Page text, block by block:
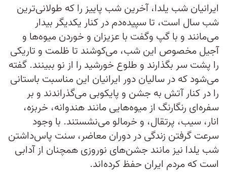
ایرانیان شب یلدا، آخرین شب پاییز را که طولانی‌ترین
شب سال است، تا سپیده‌دم در کنار یکدیگر بیدار
می‌مانند و با گپ وگفت با عزیزان و خوردن میوه‌ها و
آجیل مخصوص این شب، می‌کوشند تا ظلمت و تاریکی
را پشت سر بگذارند و طلوع خورشید را از نو ببینند. گفته
می‌شود که در سالیان دور ایرانیان این مناسبت باستانی
را در کنار آتش به جشن و پایکوبی می‌گذراندند و بر
سفره‌ای رنگارنگ از میوه‌هایی مانند هندوانه، خربزه،
انار، سیب، پرتقال، و خرمالو می‌نشستند. با وجود
سرعت گرفتن زندگی در دوران معاضر، سنت پاس‌داشتن
شب یلدا نیز مانند جشن‌های نوروزی همچنان از آدابی
است که مردم ایران حفظ کرده‌اند.